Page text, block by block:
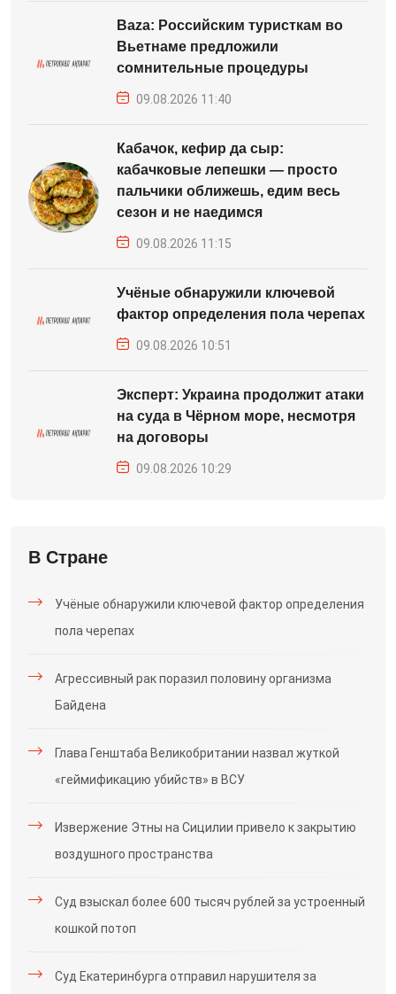
Baza: Российским туристкам во
Вьетнаме предложили
сомнительные процедуры
09.08.2026 11:40
Кабачок, кефир да сыр:
кабачковые лепешки — просто
пальчики оближешь, едим весь
сезон и не наедимся
09.08.2026 11:15
Учёные обнаружили ключевой
фактор определения пола черепах
09.08.2026 10:51
Эксперт: Украина продолжит атаки
на суда в Чёрном море, несмотря
на договоры
09.08.2026 10:29
В Стране
Учёные обнаружили ключевой фактор определения
пола черепах
Агрессивный рак поразил половину организма
Байдена
Глава Генштаба Великобритании назвал жуткой
«геймификацию убийств» в ВСУ
Извержение Этны на Сицилии привело к закрытию
воздушного пространства
Суд взыскал более 600 тысяч рублей за устроенный
кошкой потоп
Суд Екатеринбурга отправил нарушителя за